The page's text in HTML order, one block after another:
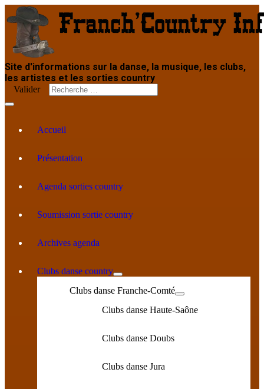
Site d'informations sur la danse, la musique, les clubs,
les artistes et les sorties country
Valider
Accueil
Présentation
Agenda sorties country
Soumission sortie country
Archives agenda
Clubs danse country
Clubs danse Franche-Comté
Clubs danse Haute-Saône
Clubs danse Doubs
Clubs danse Jura